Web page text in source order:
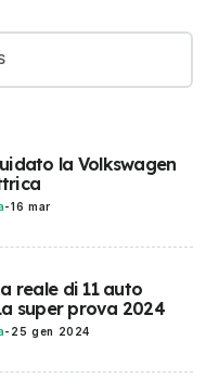
la Volkswagen
-16 mar
reale di 11 auto
super prova 2024
- 25 gen 2024